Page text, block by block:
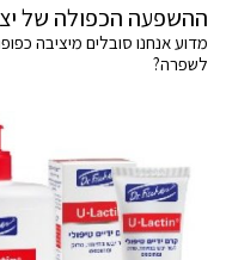
ההשפעה הכפולה של
מדוע אנחנו סובלים מיציבה
לשפרה?